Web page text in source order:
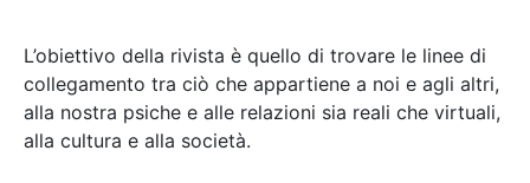
L’obiettivo della rivista è quello di trovare le linee di
collegamento tra ciò che appartiene a noi e agli altri,
alla nostra psiche e alle relazioni sia reali che virtuali,
alla cultura e alla società.